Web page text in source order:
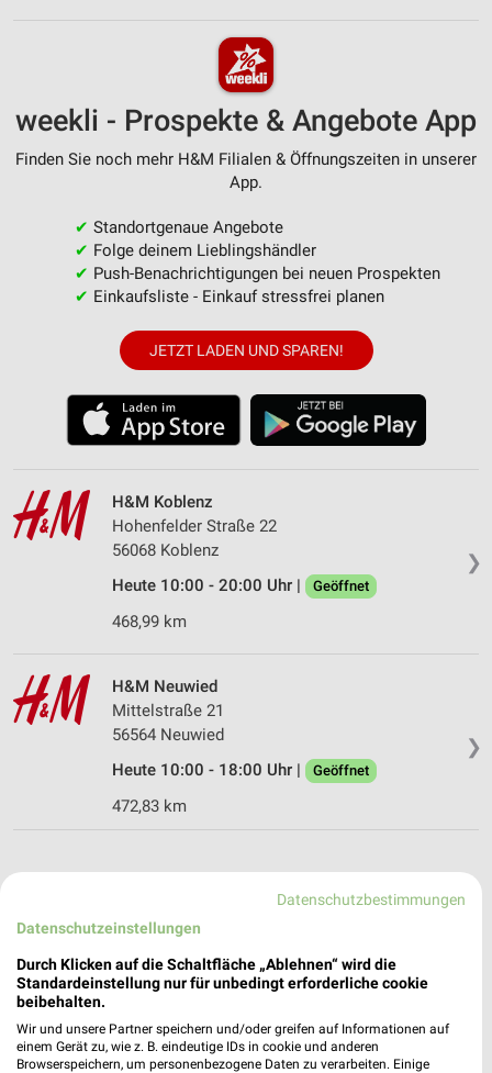
weekli - Prospekte & Angebote App
Finden Sie noch mehr H&M Filialen & Öffnungszeiten in unserer
App.
✔ Standortgenaue Angebote
✔ Folge deinem Lieblingshändler
✔ Push-Benachrichtigungen bei neuen Prospekten
✔ Einkaufsliste - Einkauf stressfrei planen
JETZT LADEN UND SPAREN!
❯
H&M Koblenz
Hohenfelder Straße 22
56068 Koblenz
Heute 10:00 - 20:00 Uhr |
Geöffnet
468,99 km
❯
H&M Neuwied
Mittelstraße 21
56564 Neuwied
Heute 10:00 - 18:00 Uhr |
Geöffnet
472,83 km
Datenschutzbestimmungen
Datenschutzeinstellungen
Durch Klicken auf die Schaltfläche „Ablehnen“ wird die
Standardeinstellung nur für unbedingt erforderliche cookie
beibehalten.
Wir und unsere Partner speichern und/oder greifen auf Informationen auf
einem Gerät zu, wie z. B. eindeutige IDs in cookie und anderen
Browserspeichern, um personenbezogene Daten zu verarbeiten. Einige